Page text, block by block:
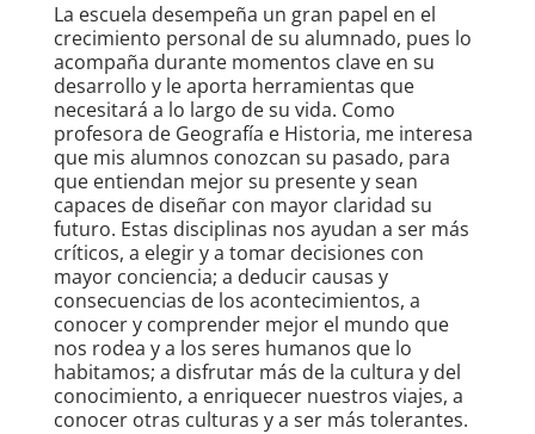
La escuela desempeña un gran papel en el
crecimiento personal de su alumnado, pues lo
acompaña durante momentos clave en su
desarrollo y le aporta herramientas que
necesitará a lo largo de su vida. Como
profesora de Geografía e Historia, me interesa
que mis alumnos conozcan su pasado, para
que entiendan mejor su presente y sean
capaces de diseñar con mayor claridad su
futuro. Estas disciplinas nos ayudan a ser más
críticos, a elegir y a tomar decisiones con
mayor conciencia; a deducir causas y
consecuencias de los acontecimientos, a
conocer y comprender mejor el mundo que
nos rodea y a los seres humanos que lo
habitamos; a disfrutar más de la cultura y del
conocimiento, a enriquecer nuestros viajes, a
conocer otras culturas y a ser más tolerantes.